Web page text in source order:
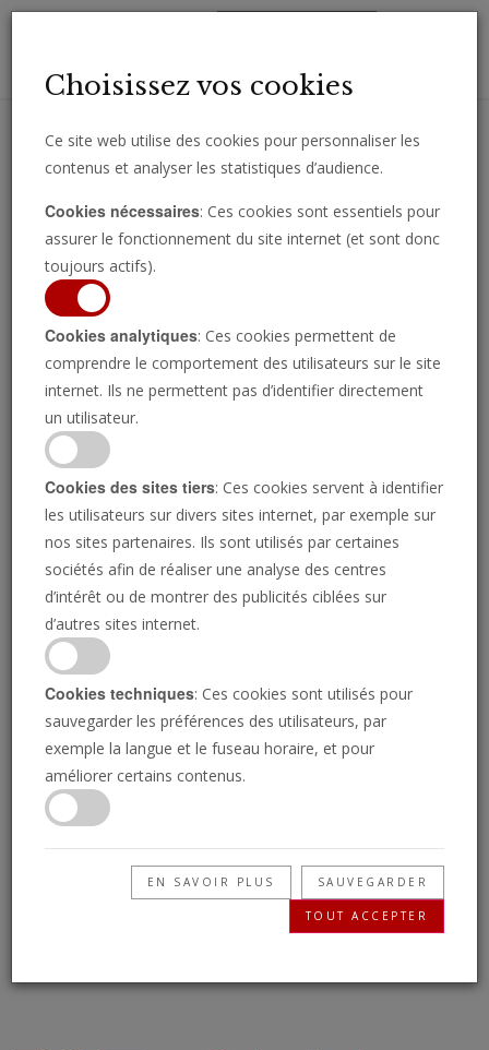
importantes directement par e-mail.
En Bref
Sondage : 82% des
Français favorables à une
loi sur l'immigration
facilitant les expulsions
27 AVR.
» : First Republic pourrait
ne pas survivre au week-
end
Candidature de Joe Biden
: la gaffe de la Maison
Blanche sur la capacité du
président à assurer un
Choisissez vos cookies
Ce site web utilise des cookies pour personnaliser les
contenus et analyser les statistiques d’audience.
Cookies nécessaires: Ces cookies sont essentiels pour
assurer le fonctionnement du site internet (et sont donc
toujours actifs).
Cookies analytiques: Ces cookies permettent de
comprendre le comportement des utilisateurs sur le site
internet. Ils ne permettent pas d’identifier directement
un utilisateur.
Cookies des sites tiers: Ces cookies servent à identifier
les utilisateurs sur divers sites internet, par exemple sur
nos sites partenaires. Ils sont utilisés par certaines
sociétés afin de réaliser une analyse des centres
d’intérêt ou de montrer des publicités ciblées sur
d’autres sites internet.
Cookies techniques: Ces cookies sont utilisés pour
sauvegarder les préférences des utilisateurs, par
exemple la langue et le fuseau horaire, et pour
améliorer certains contenus.
EN SAVOIR PLUS SAUVEGARDER
TOUT ACCEPTER